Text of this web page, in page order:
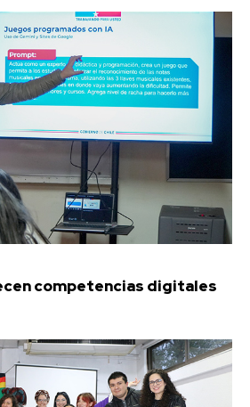
competencias digitales